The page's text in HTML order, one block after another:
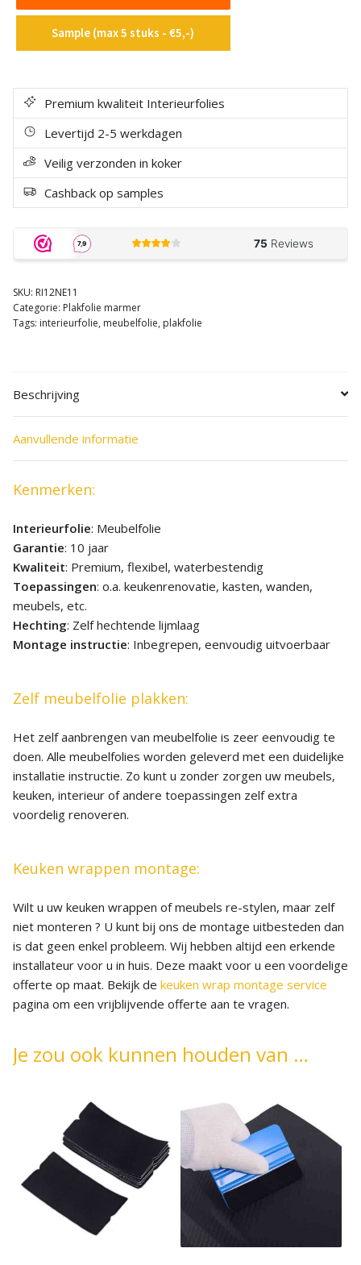
Gray
Sample (max 5 stuks - €5,-)
Premium kwaliteit Interieurfolies
Levertijd 2-5 werkdagen
Veilig verzonden in koker
Cashback op samples
SKU: RI12NE11
Categorie: Plakfolie marmer
Tags: interieurfolie, meubelfolie, plakfolie
Beschrijving
Aanvullende informatie
Kenmerken:
Interieurfolie: Meubelfolie
Garantie: 10 jaar
Kwaliteit: Premium, flexibel, waterbestendig
Toepassingen: o.a. keukenrenovatie, kasten, wanden,
meubels, etc.
Hechting: Zelf hechtende lijmlaag
Montage instructie: Inbegrepen, eenvoudig uitvoerbaar
Zelf meubelfolie plakken:
Het zelf aanbrengen van meubelfolie is zeer eenvoudig te
doen. Alle meubelfolies worden geleverd met een duidelijke
installatie instructie. Zo kunt u zonder zorgen uw meubels,
keuken, interieur of andere toepassingen zelf extra
voordelig renoveren.
Keuken wrappen montage:
Wilt u uw keuken wrappen of meubels re-stylen, maar zelf
niet monteren ? U kunt bij ons de montage uitbesteden dan
is dat geen enkel probleem. Wij hebben altijd een erkende
installateur voor u in huis. Deze maakt voor u een voordelige
offerte op maat. Bekijk de keuken wrap montage service
pagina om een vrijblijvende offerte aan te vragen.
Je zou ook kunnen houden van …